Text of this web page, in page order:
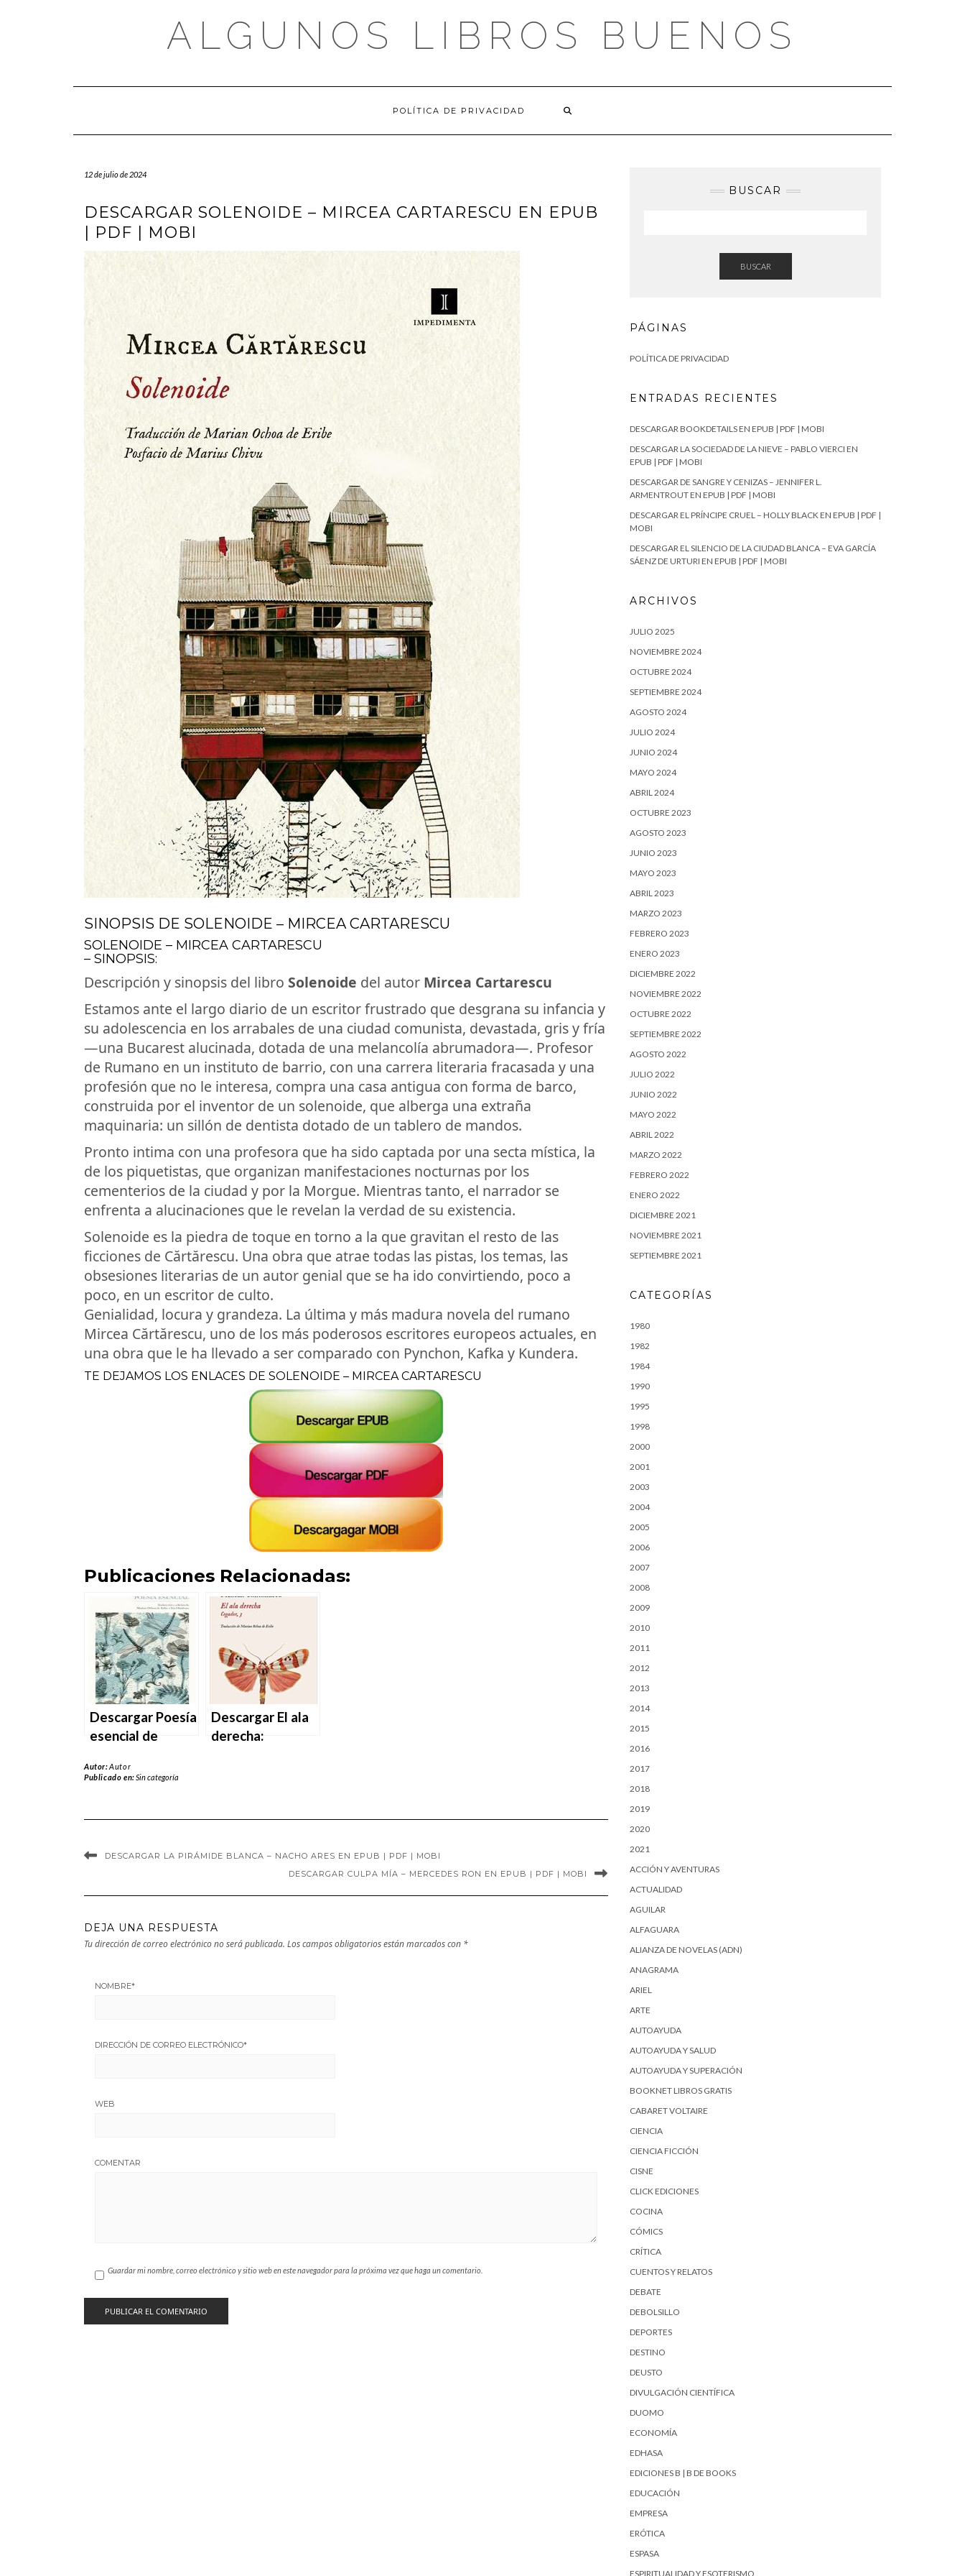
ALGUNOS LIBROS BUENOS
POLÍTICA DE PRIVACIDAD
12 de julio de 2024
DESCARGAR SOLENOIDE – MIRCEA CARTARESCU EN EPUB
| PDF | MOBI
SINOPSIS DE SOLENOIDE – MIRCEA CARTARESCU
SOLENOIDE – MIRCEA CARTARESCU
– SINOPSIS:
Descripción y sinopsis del libro Solenoide del autor Mircea Cartarescu
Estamos ante el largo diario de un escritor frustrado que desgrana su infancia y
su adolescencia en los arrabales de una ciudad comunista, devastada, gris y fría
—una Bucarest alucinada, dotada de una melancolía abrumadora—. Profesor
de Rumano en un instituto de barrio, con una carrera literaria fracasada y una
profesión que no le interesa, compra una casa antigua con forma de barco,
construida por el inventor de un solenoide, que alberga una extraña
maquinaria: un sillón de dentista dotado de un tablero de mandos.
Pronto intima con una profesora que ha sido captada por una secta mística, la
de los piquetistas, que organizan manifestaciones nocturnas por los
cementerios de la ciudad y por la Morgue. Mientras tanto, el narrador se
enfrenta a alucinaciones que le revelan la verdad de su existencia.
Solenoide es la piedra de toque en torno a la que gravitan el resto de las
ficciones de Cărtărescu. Una obra que atrae todas las pistas, los temas, las
obsesiones literarias de un autor genial que se ha ido convirtiendo, poco a
poco, en un escritor de culto.
Genialidad, locura y grandeza. La última y más madura novela del rumano
Mircea Cărtărescu, uno de los más poderosos escritores europeos actuales, en
una obra que le ha llevado a ser comparado con Pynchon, Kafka y Kundera.
TE DEJAMOS LOS ENLACES DE SOLENOIDE – MIRCEA CARTARESCU
Publicaciones Relacionadas:
Descargar Poesía
esencial de
Cartarescu en
Descargar El ala
derecha:
Autor:Autor
Publicado en:Sin categoría
DESCARGAR LA PIRÁMIDE BLANCA – NACHO ARES EN EPUB | PDF | MOBI
DESCARGAR CULPA MÍA – MERCEDES RON EN EPUB | PDF | MOBI
DEJA UNA RESPUESTA
Tu dirección de correo electrónico no será publicada. Los campos obligatorios están marcados con *
NOMBRE*
DIRECCIÓN DE CORREO ELECTRÓNICO*
WEB
COMENTAR
Guardar mi nombre, correo electrónico y sitio web en este navegador para la próxima vez que haga un comentario.
BUSCAR
BUSCAR
PÁGINAS
POLÍTICA DE PRIVACIDAD
ENTRADAS RECIENTES
DESCARGAR BOOKDETAILS EN EPUB | PDF | MOBI
DESCARGAR LA SOCIEDAD DE LA NIEVE – PABLO VIERCI EN
EPUB | PDF | MOBI
DESCARGAR DE SANGRE Y CENIZAS – JENNIFER L.
ARMENTROUT EN EPUB | PDF | MOBI
DESCARGAR EL PRÍNCIPE CRUEL – HOLLY BLACK EN EPUB | PDF |
MOBI
DESCARGAR EL SILENCIO DE LA CIUDAD BLANCA – EVA GARCÍA
SÁENZ DE URTURI EN EPUB | PDF | MOBI
ARCHIVOS
JULIO 2025
NOVIEMBRE 2024
OCTUBRE 2024
SEPTIEMBRE 2024
AGOSTO 2024
JULIO 2024
JUNIO 2024
MAYO 2024
ABRIL 2024
OCTUBRE 2023
AGOSTO 2023
JUNIO 2023
MAYO 2023
ABRIL 2023
MARZO 2023
FEBRERO 2023
ENERO 2023
DICIEMBRE 2022
NOVIEMBRE 2022
OCTUBRE 2022
SEPTIEMBRE 2022
AGOSTO 2022
JULIO 2022
JUNIO 2022
MAYO 2022
ABRIL 2022
MARZO 2022
FEBRERO 2022
ENERO 2022
DICIEMBRE 2021
NOVIEMBRE 2021
SEPTIEMBRE 2021
CATEGORÍAS
1980
1982
1984
1990
1995
1998
2000
2001
2003
2004
2005
2006
2007
2008
2009
2010
2011
2012
2013
2014
2015
2016
2017
2018
2019
2020
2021
ACCIÓN Y AVENTURAS
ACTUALIDAD
AGUILAR
ALFAGUARA
ALIANZA DE NOVELAS (ADN)
ANAGRAMA
ARIEL
ARTE
AUTOAYUDA
AUTOAYUDA Y SALUD
AUTOAYUDA Y SUPERACIÓN
BOOKNET LIBROS GRATIS
CABARET VOLTAIRE
CIENCIA
CIENCIA FICCIÓN
CISNE
CLICK EDICIONES
COCINA
CÓMICS
CRÍTICA
CUENTOS Y RELATOS
DEBATE
DEBOLSILLO
DEPORTES
DESTINO
DEUSTO
DIVULGACIÓN CIENTÍFICA
DUOMO
ECONOMÍA
EDHASA
EDICIONES B | B DE BOOKS
EDUCACIÓN
EMPRESA
ERÓTICA
ESPASA
ESPIRITUALIDAD Y ESOTERISMO